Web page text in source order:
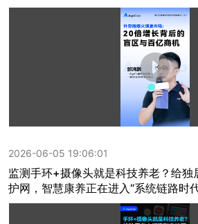
2026-06-05 19:06:01
监测手环+摄像头就是科技养老？给独
护网，智慧康养正在进入“系统链路时